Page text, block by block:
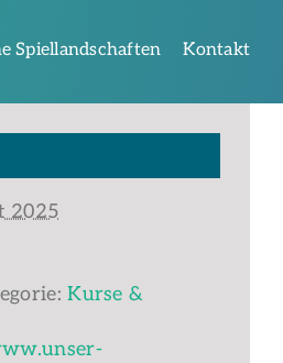
Spiellandschaften Kontakt
2025
Kurse &